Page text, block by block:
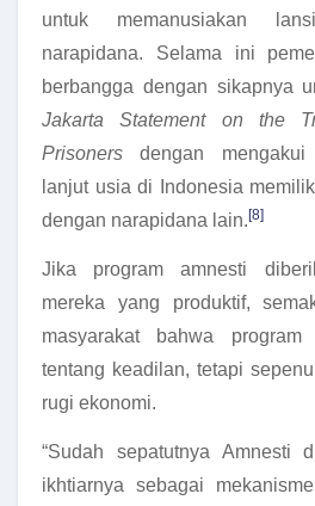
untuk memanusiakan
narapidana. Selama ini
berbangga dengan sikapnya
Jakarta Statement on the
Prisonersdengan
lanjut usia di Indonesia
dengan narapidana lain. [8]
Jika program amnesti
mereka yang produktif,
masyarakat bahwa
tentang keadilan, tetapi
rugi ekonomi.
“Sudah sepatutnya Amnesti
ikhtiarnya sebagai